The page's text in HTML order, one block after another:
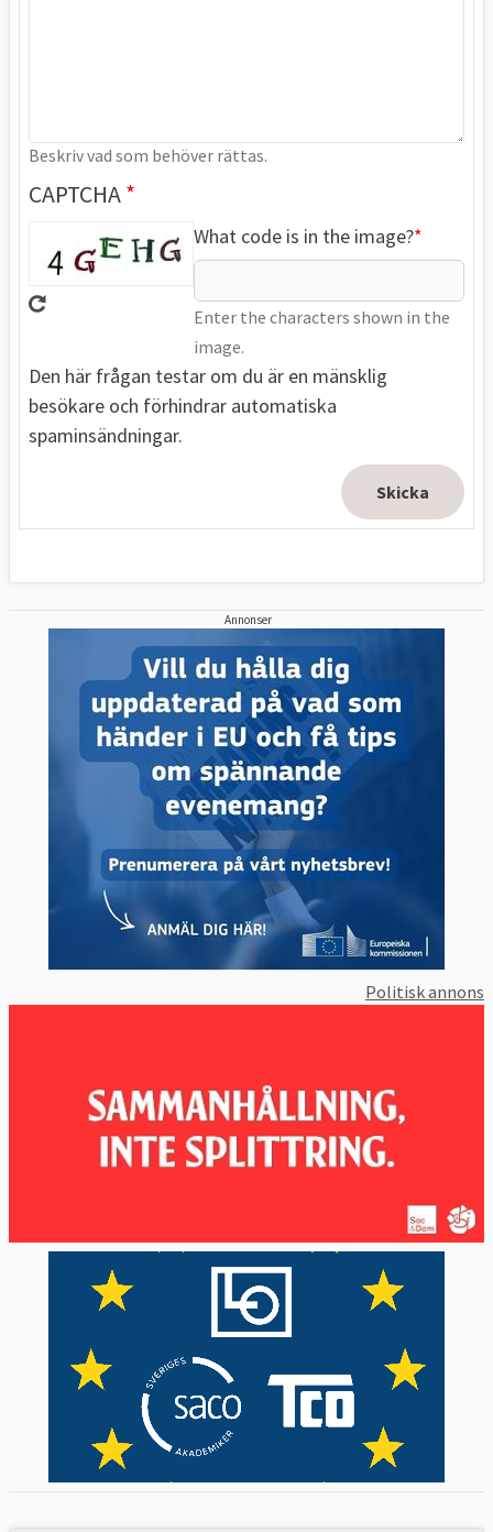
Beskriv vad som behöver rättas.
CAPTCHA
What code is in the image?
Enter the characters shown in the
image.
Den här frågan testar om du är en mänsklig
besökare och förhindrar automatiska
spaminsändningar.
Annonser
Politisk annons